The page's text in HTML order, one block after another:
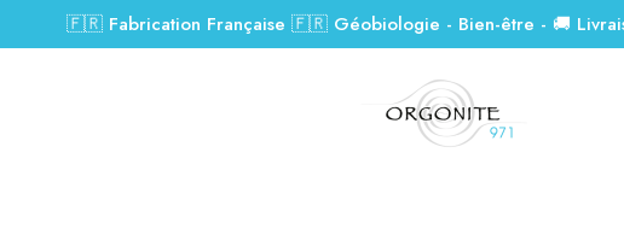
🇫🇷 Fabrication Française 🇫🇷 Géobiologie - Bien-être - 🚚